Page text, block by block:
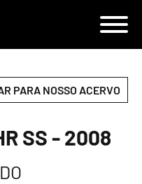
PARA NOSSO ACERVO
SS - 2008